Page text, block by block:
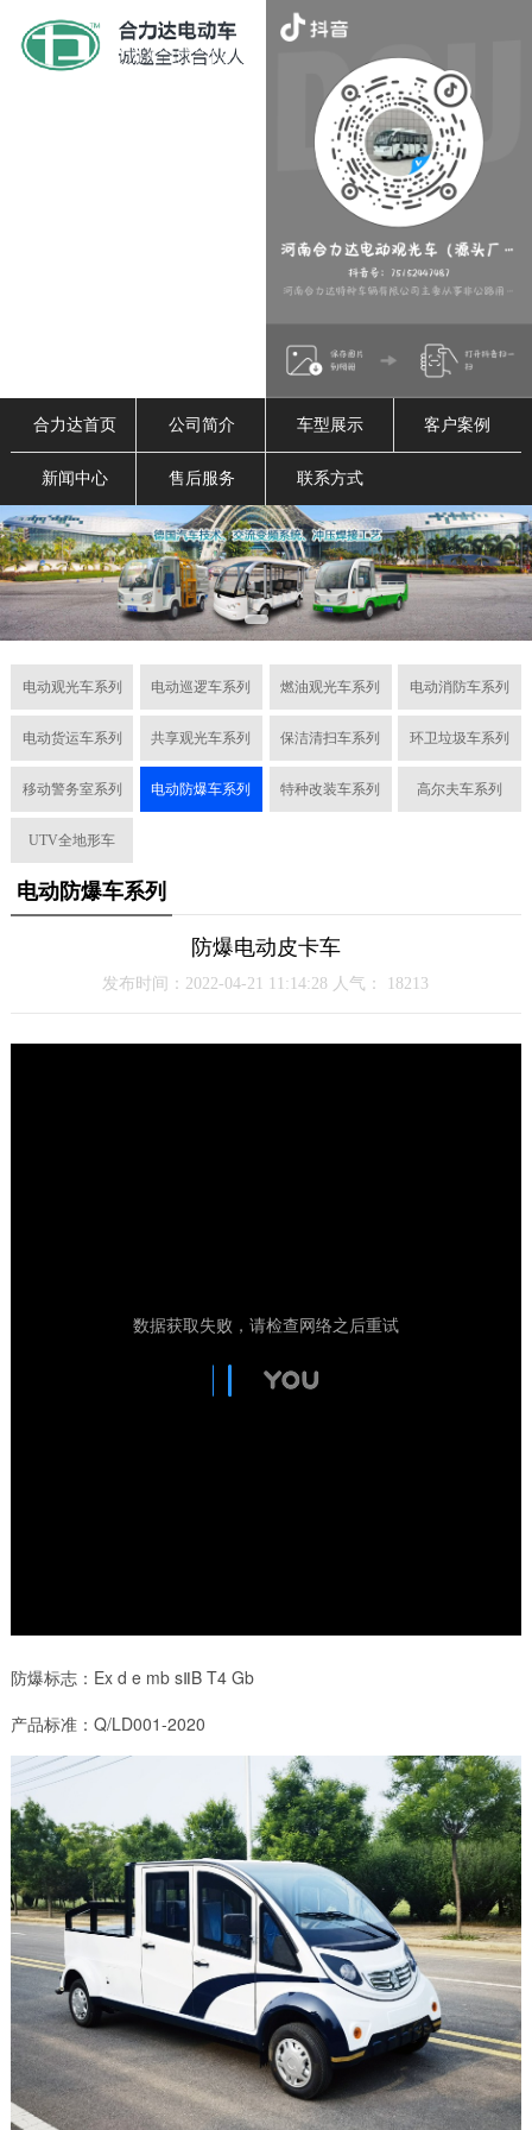
合力达首页 公司简介 车型展示 客户案例
新闻中心 售后服务 联系方式
电动观光车系列 电动巡逻车系列 燃油观光车系列 电动消防车系列
电动货运车系列 共享观光车系列 保洁清扫车系列 环卫垃圾车系列
移动警务室系列 电动防爆车系列 特种改装车系列 高尔夫车系列
UTV全地形车
电动防爆车系列
防爆电动皮卡车
发布时间：2022-04-21 11:14:28 人气： 18213
防爆标志：Ex d e mb sⅡB T4 Gb
产品标准：Q/LD001-2020